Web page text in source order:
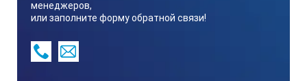
менеджеров,
или заполните форму обратной связи!